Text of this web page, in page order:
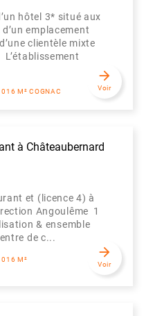
hôtel 3* situé aux
emplacement
clientèle mixte
016 M² COGNAC
arrow_forward
Voir
à Châteaubernard
et (licence 4) à
Angoulême 1
& ensemble
de c...
016 M²
arrow_forward
Voir